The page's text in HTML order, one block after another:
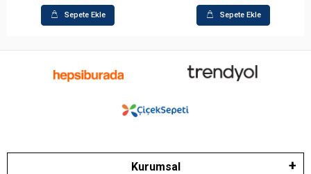
Sepete Ekle Sepete Ekle
Kurumsal